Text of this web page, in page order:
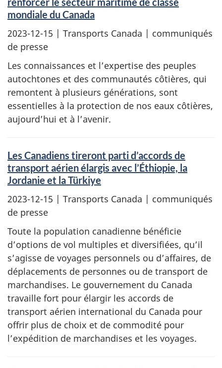
mondiale du Canada
2023-12-15 | Transports Canada | communiqués
de presse
Les connaissances et l’expertise des peuples
autochtones et des communautés côtières, qui
remontent à plusieurs générations, sont
essentielles à la protection de nos eaux côtières,
aujourd’hui et à l’avenir.
Les Canadiens tireront parti d’accords de
transport aérien élargis avec l’Éthiopie, la
Jordanie et la Türkiye
2023-12-15 | Transports Canada | communiqués
de presse
Toute la population canadienne bénéficie
d’options de vol multiples et diversifiées, qu’il
s’agisse de voyages personnels ou d’affaires, de
déplacements de personnes ou de transport de
marchandises. Le gouvernement du Canada
travaille fort pour élargir les accords de
transport aérien international du Canada pour
offrir plus de choix et de commodité pour
l’expédition de marchandises et les voyages.